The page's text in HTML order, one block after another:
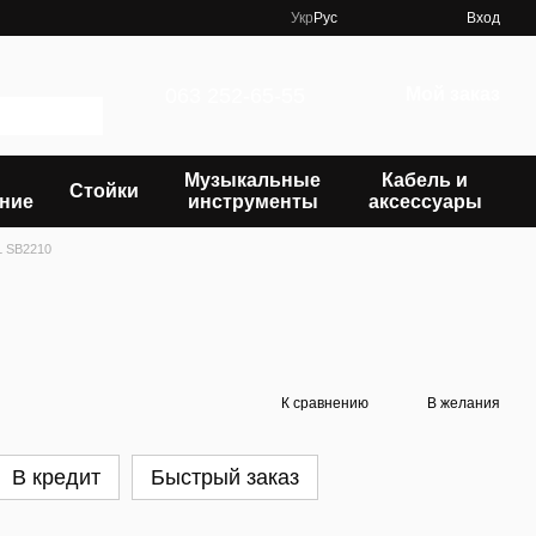
Укр Рус Вход
Стойки
Музыкальные
инструменты
Кабель и
аксессуары
SB2210
К сравнению В желания
В кредит Быстрый заказ